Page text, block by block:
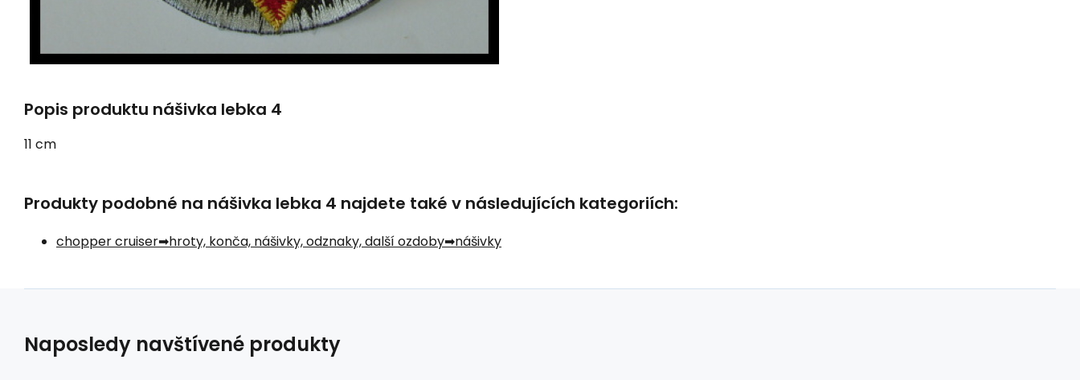
Popis produktu nášivka lebka 4
11 cm
Produkty podobné na nášivka lebka 4 najdete také v následujících kategoriích:
chopper cruiser hroty, konča, nášivky, odznaky, další ozdoby nášivky
Naposledy navštívené produkty